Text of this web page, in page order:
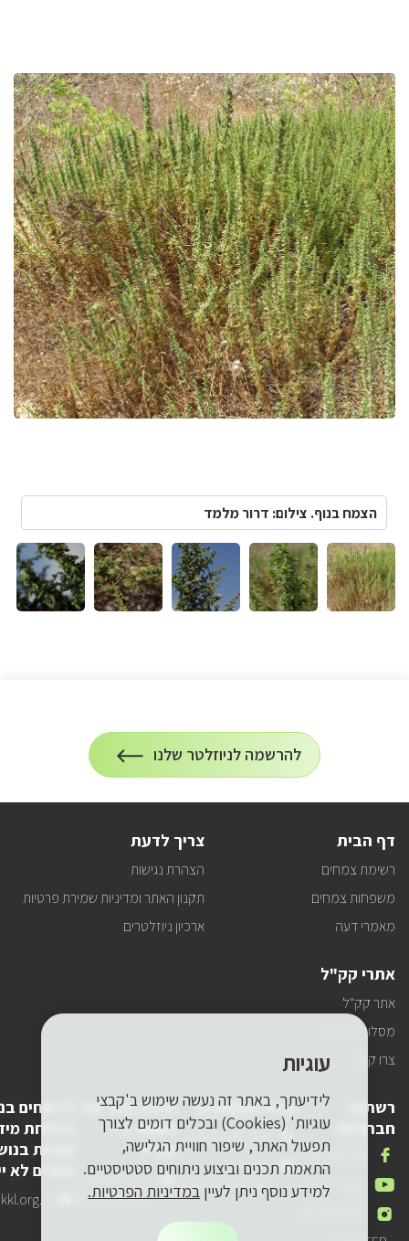
הצמח בנוף. צילום: דרור מלמד
הרשמה
להרשמה לניוזלטר שלנו
על
הרשמה
דף הבית
רשימת צמחים
משפחות צמחים
מאמרי דעה
צריך לדעת
הצהרת נגישות
תקנון האתר ומדיניות שמירת פרטיות
ארכיון ניוזלטרים
אתרי קק"ל
אתר קק"ל
מסלולי טיולים
צרו קשר
רשתות
חברתיות
FACEBOOK
אנחנו
בפייסבוק
YOUTUBE
אנחנו
ביוטיוב
אנחנו
פרטי התקשרות
טלפון
שלנו
1-800-250-250
דואר
שלנו
pneyot-
tzibur@kkl.org.il
יצירת קשר עם
לשכת יו"ר
קק"ל
דואר
אלקטרוני
lishkat-yor-
kkl@kkl.org.il
לדיווחים
אבטחת
(פניות
אחרים לא
עוגיות
לידיעתך, באתר זה נעשה שימוש ב'קבצי
עוגיות' (Cookies) ובכלים דומים לצורך
תפעול האתר, שיפור חוויית הגלישה,
התאמת תכנים וביצוע ניתוחים סטטיסטיים.
למידע נוסף ניתן לעיין במדיניות הפרטיות.